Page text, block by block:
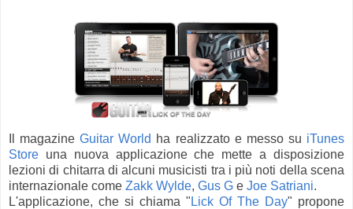
Il magazineGuitar World ha realizzato e messo su iTunes
Store una nuova applicazione che mette a disposizione
lezioni di chitarra di alcuni musicisti tra i più noti della scena
internazionale come Zakk Wylde, Gus G e Joe Satriani.
L'applicazione, che si chiama " Lick Of The Day" propone